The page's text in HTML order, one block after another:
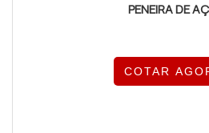
PENEIRA DE
COTAR